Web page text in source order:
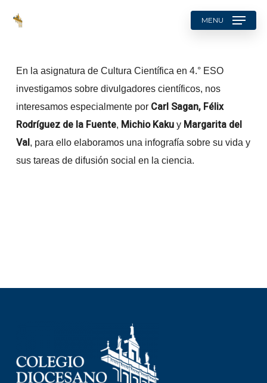
searchMENU
En la asignatura de Cultura Científica en 4.° ESO
investigamos sobre divulgadores científicos, nos
interesamos especialmente por Carl Sagan, Félix
Rodríguez de la Fuente, Michio Kakuy Margarita del
Val, para ello elaboramos una infografía sobre su vida y
sus tareas de difusión social en la ciencia.